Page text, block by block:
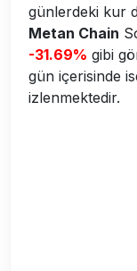
günlerdeki kur
Metan Chain
-31.69% gibi
gün içerisinde
izlenmektedir.